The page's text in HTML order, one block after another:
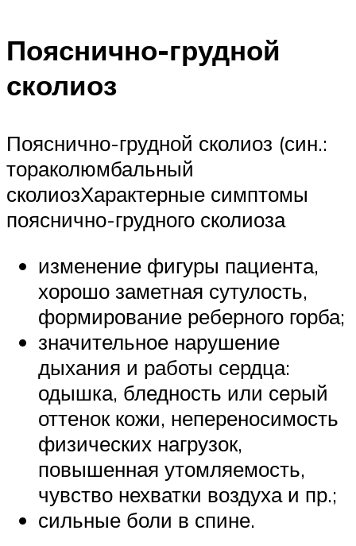
Пояснично-грудной
сколиоз
Пояснично-грудной сколиоз (син.:
тораколюмбальный
сколиозХарактерные симптомы
пояснично-грудного сколиоза
изменение фигуры пациента,
хорошо заметная сутулость,
формирование реберного горба;
значительное нарушение
дыхания и работы сердца:
одышка, бледность или серый
оттенок кожи, непереносимость
физических нагрузок,
повышенная утомляемость,
чувство нехватки воздуха и пр.;
сильные боли в спине.